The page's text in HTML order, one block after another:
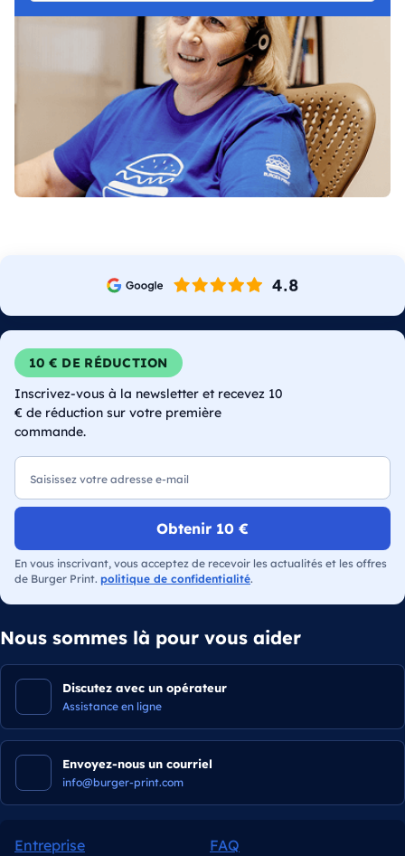
10 € DE RÉDUCTION
Inscrivez-vous à la newsletter et recevez 10
€ de réduction sur votre première
commande.
E-mail
Obtenir 10 €
En vous inscrivant, vous acceptez de recevoir les actualités et les offres
de Burger Print. politique de confidentialité.
Nous sommes là pour vous aider
Discutez avec un opérateur
Assistance en ligne
Envoyez-nous un courriel
info@burger-print.com
Entreprise
FAQ